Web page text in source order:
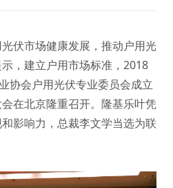
伏市场健康发展，推动户用光
，建立户用市场标准，2018
协会户用光伏专业委员会成立
在北京隆重召开。隆基乐叶凭
影响力，总裁李文学当选为联